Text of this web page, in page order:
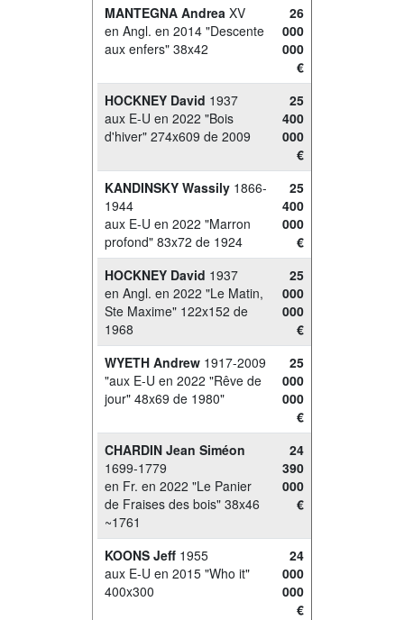
MANTEGNA Andrea XV
en Angl. en 2014 "Descente
aux enfers" 38x42
26
000
000
€
HOCKNEY David 1937
aux E-U en 2022 "Bois
d'hiver" 274x609 de 2009
25
400
000
€
KANDINSKY Wassily 1866-
1944
aux E-U en 2022 "Marron
profond" 83x72 de 1924
25
400
000
€
HOCKNEY David 1937
en Angl. en 2022 "Le Matin,
Ste Maxime" 122x152 de
1968
25
000
000
€
WYETH Andrew 1917-2009
"aux E-U en 2022 "Rêve de
jour" 48x69 de 1980"
25
000
000
€
CHARDIN Jean Siméon
1699-1779
en Fr. en 2022 "Le Panier
de Fraises des bois" 38x46
~1761
24
390
000
€
KOONS Jeff 1955
aux E-U en 2015 "Who it"
400x300
24
000
000
€